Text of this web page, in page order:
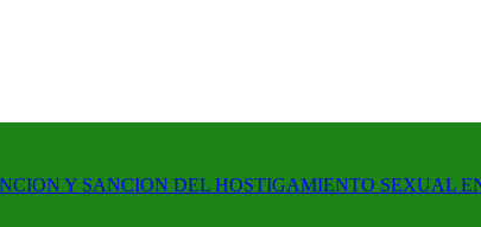
Y SANCION DEL HOSTIGAMIENTO SEXUAL